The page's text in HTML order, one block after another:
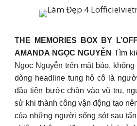
THE MEMORIES BOX BY
AMANDA NGỌC NGUYỄN Tìm
Ngọc Nguyễn trên mặt báo,
dòng headline tung hô cô là
đầu tiên bước chân vào vũ trụ,
sử khi thành công vận động tạo
của những người sống sót sau